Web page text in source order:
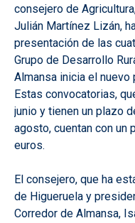
consejero de
Julián Martínez Lizán,
presentación de las
Grupo de Desarrollo
Almansa inicia el nuevo
Estas convocatorias,
junio y tienen un plazo
agosto, cuentan con un
euros.
El consejero, que ha
de Higueruela y
Corredor de Almansa,